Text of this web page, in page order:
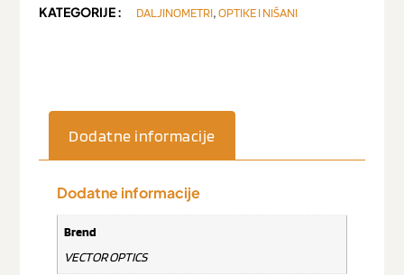
KATEGORIJE :
DALJINOMETRI,OPTIKE I NIŠANI
Dodatne informacije
Dodatne informacije
Brend
VECTOR OPTICS